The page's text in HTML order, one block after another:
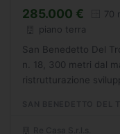
285.000 € 70
piano terra
San Benedetto Del
n. 18, 300 metri dal
ristrutturazione